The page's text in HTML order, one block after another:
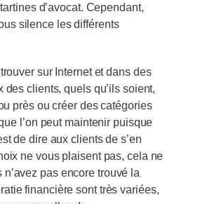
d’avocat. Cependant,
silence les différents
sur Internet et dans des
des clients, quels qu’ils soient,
près ou créer des catégories
l’on peut maintenir puisque
de dire aux clients de s’en
ne vous plaisent pas, cela ne
pas encore trouvé la
financière sont très variées,